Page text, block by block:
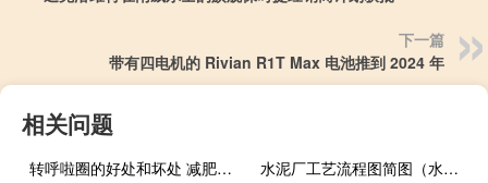
下一篇
带有四电机的 Rivian R1T Max 电池推到 2024 年
相关问题
转呼啦圈的好处和坏处 减肥知识库（转呼啦圈的好处） 水泥厂工艺流程图简图（水泥厂工艺流程）